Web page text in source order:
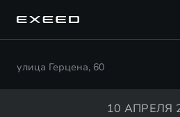
улица Герцена, 60
10 АПРЕЛЯ